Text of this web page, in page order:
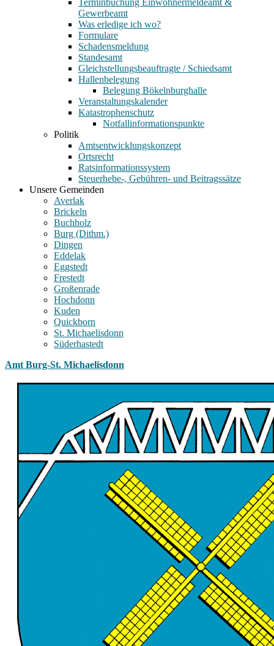
Terminbuchung Einwohnermeldeamt &
Gewerbeamt
Was erledige ich wo?
Formulare
Schadensmeldung
Standesamt
Gleichstellungsbeauftragte / Schiedsamt
Hallenbelegung
Belegung Bökelnburghalle
Veranstaltungskalender
Katastrophenschutz
Notfallinformationspunkte
Politik
Amtsentwicklungskonzept
Ortsrecht
Ratsinformationssystem
Steuerhebe-, Gebühren- und Beitragssätze
Unsere Gemeinden
Averlak
Brickeln
Buchholz
Burg (Dithm.)
Dingen
Eddelak
Eggstedt
Frestedt
Großenrade
Hochdonn
Kuden
Quickborn
St. Michaelisdonn
Süderhastedt
Amt Burg-St. Michaelisdonn